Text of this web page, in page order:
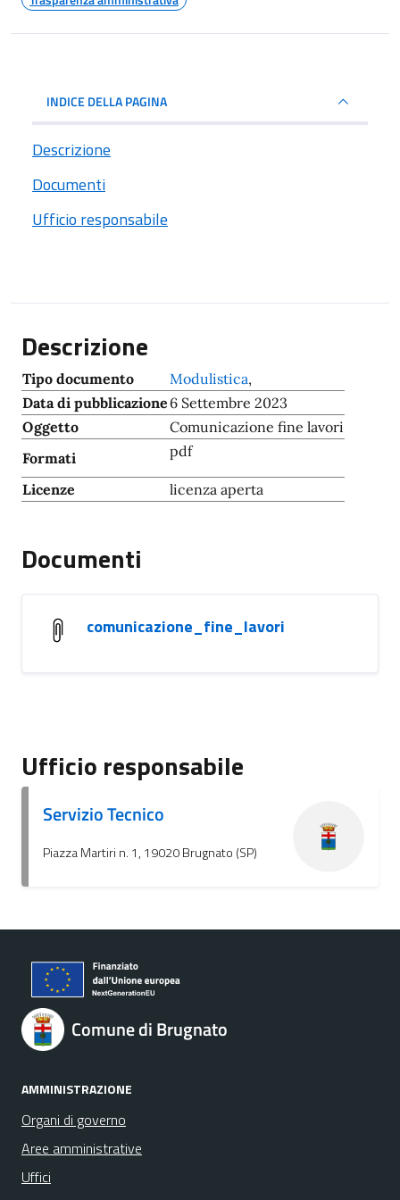
INDICE DELLA PAGINA
Descrizione
Documenti
Ufficio responsabile
Descrizione
Tipo documento Modulistica,
Data di pubblicazione 6 Settembre 2023
Oggetto
Comunicazione fine lavori
Formati
pdf
Licenze licenza aperta
Documenti
comunicazione_fine_lavori
Ufficio responsabile
Servizio Tecnico
Piazza Martiri n. 1, 19020 Brugnato (SP)
Comune di Brugnato
AMMINISTRAZIONE
Organi di governo
Aree amministrative
Uffici